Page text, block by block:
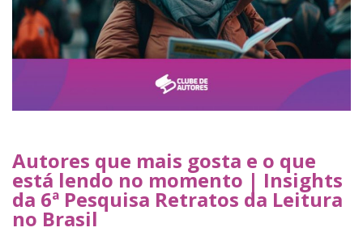
Autores que mais gosta e o que
está lendo no momento | Insights
da 6ª Pesquisa Retratos da Leitura
no Brasil